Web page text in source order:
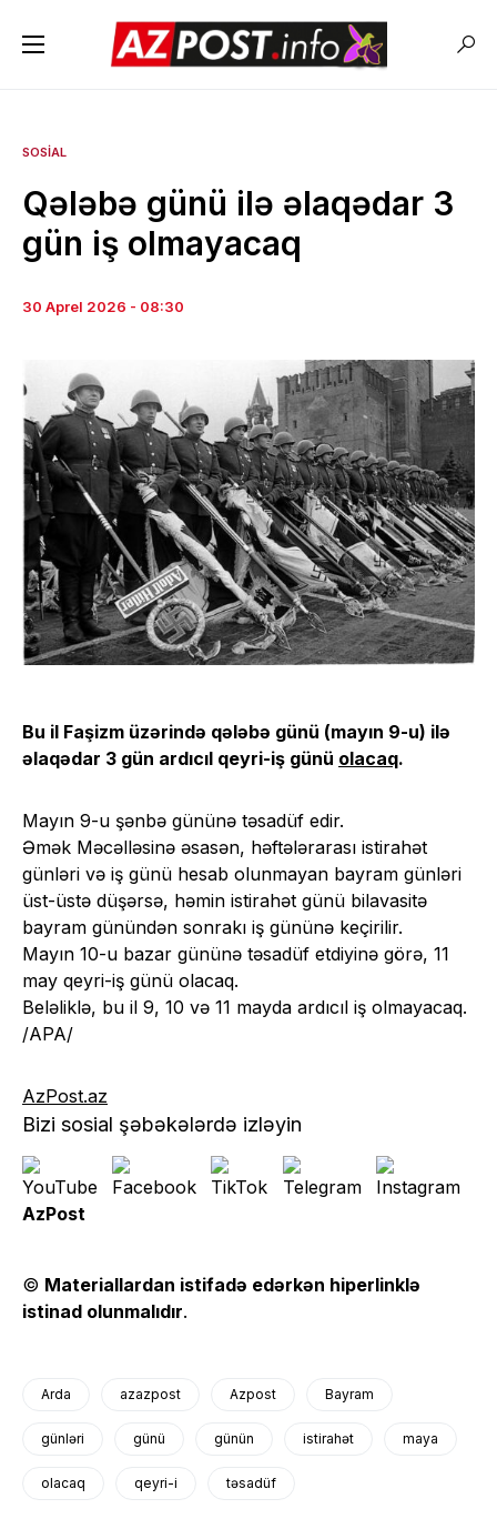
SOSIAL
Qələbə günü ilə əlaqədar 3
gün iş olmayacaq
30 Aprel 2026 - 08:30
Bu il Faşizm üzərində qələbə günü (mayın 9-u) ilə
əlaqədar 3 gün ardıcıl qeyri-iş günü olacaq.
Mayın 9-u şənbə gününə təsadüf edir.
Əmək Məcəlləsinə əsasən, həftələrarası istirahət
günləri və iş günü hesab olunmayan bayram günləri
üst-üstə düşərsə, həmin istirahət günü bilavasitə
bayram günündən sonrakı iş gününə keçirilir.
Mayın 10-u bazar gününə təsadüf etdiyinə görə, 11
may qeyri-iş günü olacaq.
Beləliklə, bu il 9, 10 və 11 mayda ardıcıl iş olmayacaq.
/APA/
AzPost.az
Bizi sosial şəbəkələrdə izləyin
AzPost
© Materiallardan istifadə edərkən hiperlinklə
istinad olunmalıdır.
Arda azazpost Azpost Bayram
günləri günü günün istirahət maya
olacaq qeyri-i təsadüf